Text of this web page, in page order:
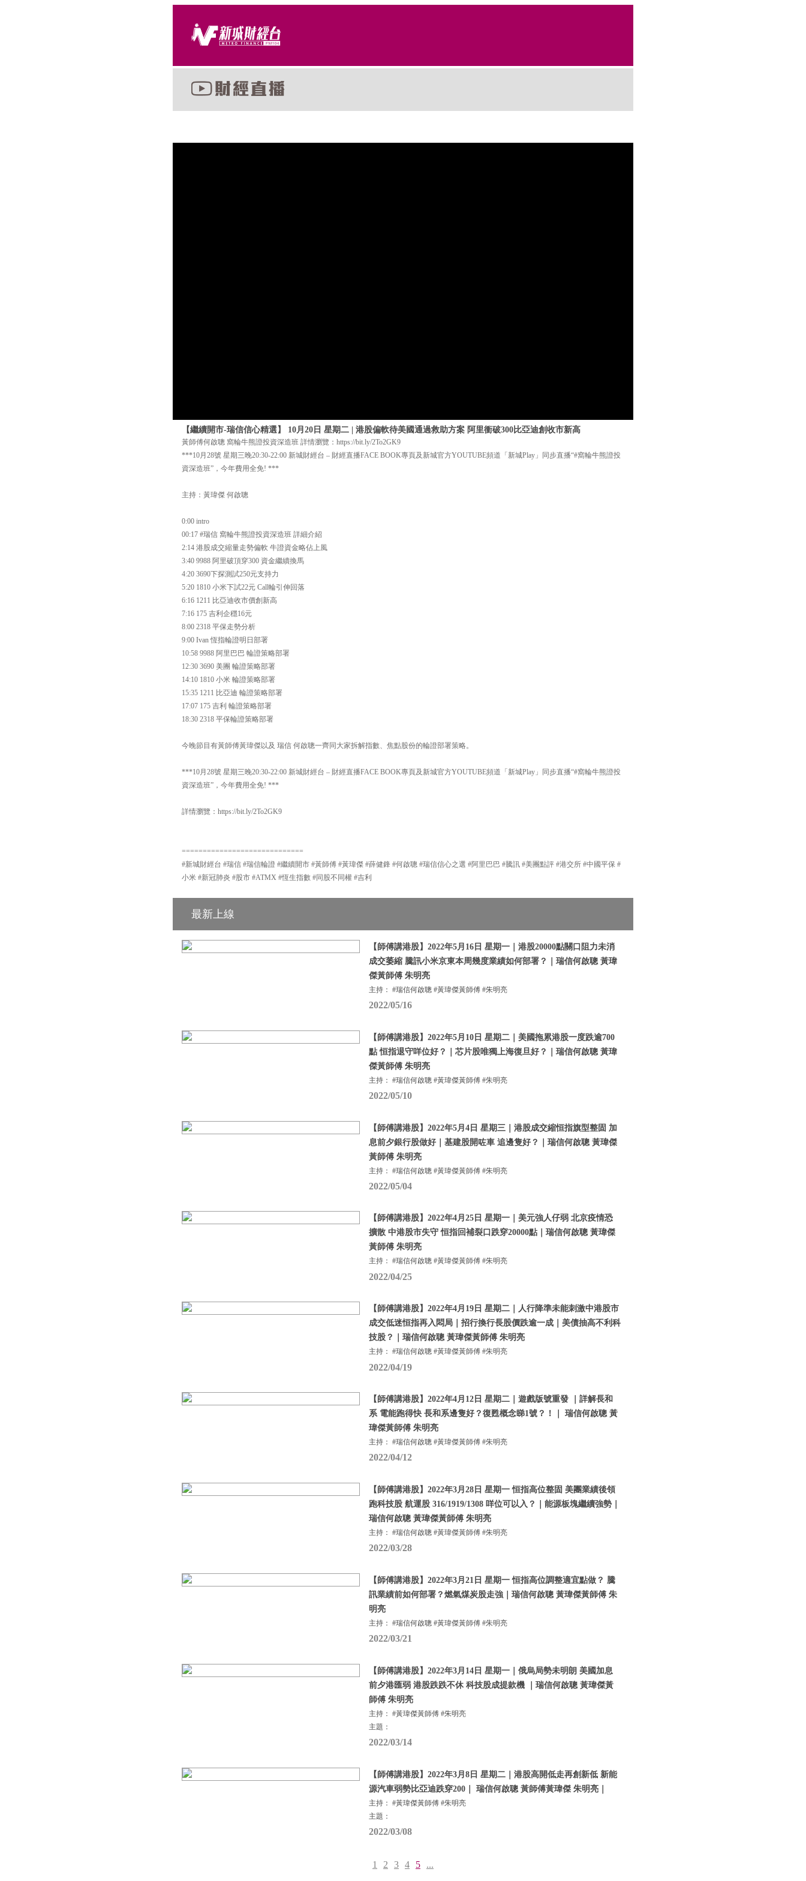
【繼續開市-瑞信信心精選】 10月20日 星期二 | 港股偏軟待美國通過救助方案 阿里衝破300比亞迪創收市新高
黃師傅何啟聰 窩輪牛熊證投資深造班 詳情瀏覽：https://bit.ly/2To2GK9
***10月28號 星期三晚20:30-22:00 新城財經台 – 財經直播FACE BOOK專頁及新城官方YOUTUBE頻道「新城Play」同步直播“#窩輪牛熊證投
資深造班”，今年費用全免! ***
主持：黃瑋傑 何啟聰
0:00 intro
00:17 #瑞信 窩輪牛熊證投資深造班 詳細介紹
2:14 港股成交縮量走勢偏軟 牛證資金略佔上風
3:40 9988 阿里破頂穿300 資金繼續換馬
4:20 3690下探測試250元支持力
5:20 1810 小米下試22元 Call輪引伸回落
6:16 1211 比亞迪收市價創新高
7:16 175 吉利企穩16元
8:00 2318 平保走勢分析
9:00 Ivan 恆指輪證明日部署
10:58 9988 阿里巴巴 輪證策略部署
12:30 3690 美團 輪證策略部署
14:10 1810 小米 輪證策略部署
15:35 1211 比亞迪 輪證策略部署
17:07 175 吉利 輪證策略部署
18:30 2318 平保輪證策略部署
今晚節目有黃師傅黃瑋傑以及 瑞信 何啟聰一齊同大家拆解指數、焦點股份的輪證部署策略。
***10月28號 星期三晚20:30-22:00 新城財經台 – 財經直播FACE BOOK專頁及新城官方YOUTUBE頻道「新城Play」同步直播“#窩輪牛熊證投
資深造班”，今年費用全免! ***
詳情瀏覽：https://bit.ly/2To2GK9
=============================
#新城財經台 #瑞信 #瑞信輪證 #繼續開市 #黃師傅 #黃瑋傑 #薛健鋒 #何啟聰 #瑞信信心之選 #阿里巴巴 #騰訊 #美團點評 #港交所 #中國平保 #
小米 #新冠肺炎 #股市 #ATMX #恆生指數 #同股不同權 #吉利
最新上線
【師傅講港股】2022年5月16日 星期一｜港股20000點關口阻力未消
成交萎縮 騰訊小米京東本周幾度業績如何部署？｜瑞信何啟聰 黃瑋
傑黃師傅 朱明亮
主持： #瑞信何啟聰 #黃瑋傑黃師傅 #朱明亮
2022/05/16
【師傅講港股】2022年5月10日 星期二｜美國拖累港股一度跌逾700
點 恒指退守咩位好？｜芯片股唯獨上海復旦好？｜瑞信何啟聰 黃瑋
傑黃師傅 朱明亮
主持： #瑞信何啟聰 #黃瑋傑黃師傅 #朱明亮
2022/05/10
【師傅講港股】2022年5月4日 星期三｜港股成交縮恒指旗型整固 加
息前夕銀行股做好｜基建股開咗車 追邊隻好？｜瑞信何啟聰 黃瑋傑
黃師傅 朱明亮
主持： #瑞信何啟聰 #黃瑋傑黃師傅 #朱明亮
2022/05/04
【師傅講港股】2022年4月25日 星期一｜美元強人仔弱 北京疫情恐
擴散 中港股市失守 恒指回補裂口跌穿20000點｜瑞信何啟聰 黃瑋傑
黃師傅 朱明亮
主持： #瑞信何啟聰 #黃瑋傑黃師傅 #朱明亮
2022/04/25
【師傅講港股】2022年4月19日 星期二｜人行降準未能刺激中港股市
成交低迷恒指再入悶局｜招行換行長股價跌逾一成｜美債抽高不利科
技股？｜瑞信何啟聰 黃瑋傑黃師傅 朱明亮
主持： #瑞信何啟聰 #黃瑋傑黃師傅 #朱明亮
2022/04/19
【師傅講港股】2022年4月12日 星期二｜遊戲版號重發 ｜詳解長和
系 電能跑得快 長和系邊隻好？復甦概念睇1號？！｜ 瑞信何啟聰 黃
瑋傑黃師傅 朱明亮
主持： #瑞信何啟聰 #黃瑋傑黃師傅 #朱明亮
2022/04/12
【師傅講港股】2022年3月28日 星期一 恒指高位整固 美團業績後領
跑科技股 航運股 316/1919/1308 咩位可以入？｜能源板塊繼續強勢｜
瑞信何啟聰 黃瑋傑黃師傅 朱明亮
主持： #瑞信何啟聰 #黃瑋傑黃師傅 #朱明亮
2022/03/28
【師傅講港股】2022年3月21日 星期一 恒指高位調整適宜點做？ 騰
訊業績前如何部署？燃氣煤炭股走強｜瑞信何啟聰 黃瑋傑黃師傅 朱
明亮
主持： #瑞信何啟聰 #黃瑋傑黃師傅 #朱明亮
2022/03/21
【師傅講港股】2022年3月14日 星期一｜俄烏局勢未明朗 美國加息
前夕港匯弱 港股跌跌不休 科技股成提款機 ｜瑞信何啟聰 黃瑋傑黃
師傅 朱明亮
主持： #黃瑋傑黃師傅 #朱明亮
主題：
2022/03/14
【師傅講港股】2022年3月8日 星期二｜港股高開低走再創新低 新能
源汽車弱勢比亞迪跌穿200｜ 瑞信何啟聰 黃師傅黃瑋傑 朱明亮｜
主持： #黃瑋傑黃師傅 #朱明亮
主題：
2022/03/08
1 2 3 4 5 ...